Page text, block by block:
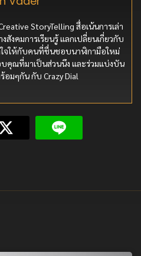
StoryTelling สื่อเน้นการเล่า
งสังคมการเรียนรู้ แลกเปลี่ยนเกี่ยวกับ
ใจให้กับคนที่ชื่นชอบนาฬิกามือใหม่
บคุณที่มาเป็นส่วนนึง และร่วมแบ่งบัน
มๆกัน กับ Crazy Dial